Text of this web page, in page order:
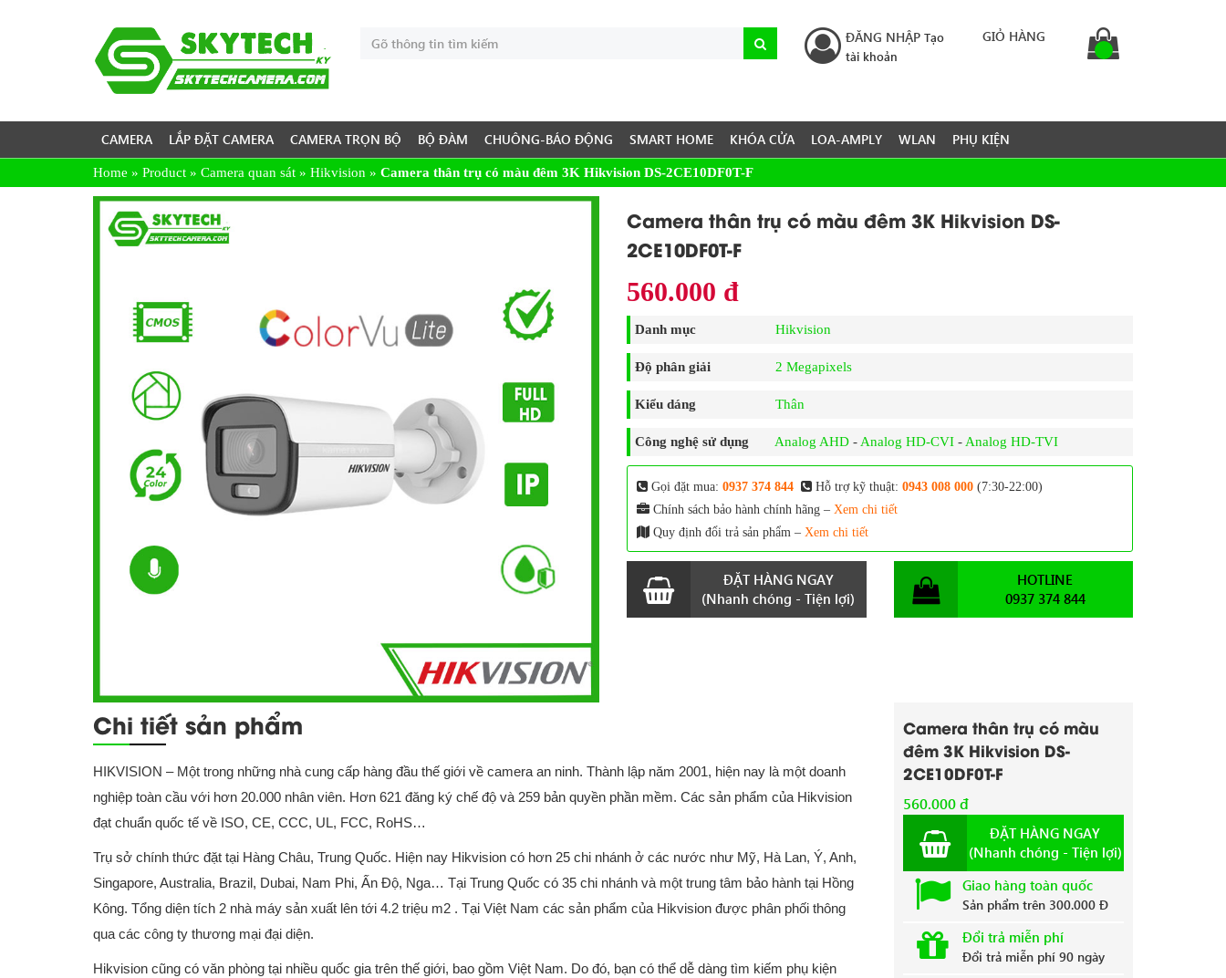
ĐĂNG NHẬP Tạo
tài khoản
GIỎ HÀNG
CAMERA LẮP ĐẶT CAMERA CAMERA TRỌN BỘ BỘ ĐÀM CHUÔNG-BÁO ĐỘNG SMART HOME KHÓA CỬA LOA-AMPLY WLAN PHỤ KIỆN
Home » Product » Camera quan sát » Hikvision » Camera thân trụ có màu đêm 3K Hikvision DS-2CE10DF0T-F
Camera thân trụ có màu đêm 3K Hikvision DS-
2CE10DF0T-F
560.000 đ
Danh mục Hikvision
Độ phân giải 2 Megapixels
Kiểu dáng Thân
Công nghệ sử dụng Analog AHD -Analog HD-CVI -Analog HD-TVI
Gọi đặt mua: 0937 374 844 Hỗ trợ kỹ thuật: 0943 008 000 (7:30-22:00)
Chính sách bảo hành chính hãng – Xem chi tiết
Quy định đổi trả sản phẩm – Xem chi tiết
ĐẶT HÀNG NGAY
(Nhanh chóng - Tiện lợi)
HOTLINE
0937 374 844
Chi tiết sản phẩm
HIKVISION – Một trong những nhà cung cấp hàng đầu thế giới về camera an ninh. Thành lập năm 2001, hiện nay là một doanh
nghiệp toàn cầu với hơn 20.000 nhân viên. Hơn 621 đăng ký chế độ và 259 bản quyền phần mềm. Các sản phẩm của Hikvision
đạt chuẩn quốc tế về ISO, CE, CCC, UL, FCC, RoHS…
Trụ sở chính thức đặt tại Hàng Châu, Trung Quốc. Hiện nay Hikvision có hơn 25 chi nhánh ở các nước như Mỹ, Hà Lan, Ý, Anh,
Singapore, Australia, Brazil, Dubai, Nam Phi, Ấn Độ, Nga… Tại Trung Quốc có 35 chi nhánh và một trung tâm bảo hành tại Hồng
Kông. Tổng diện tích 2 nhà máy sản xuất lên tới 4.2 triệu m2 . Tại Việt Nam các sản phẩm của Hikvision được phân phối thông
qua các công ty thương mại đại diện.
Hikvision cũng có văn phòng tại nhiều quốc gia trên thế giới, bao gồm Việt Nam. Do đó, bạn có thể dễ dàng tìm kiếm phụ kiện
Camera thân trụ có màu
đêm 3K Hikvision DS-
2CE10DF0T-F
560.000 đ
ĐẶT HÀNG NGAY
(Nhanh chóng - Tiện lợi)
Giao hàng toàn quốc
Sản phẩm trên 300.000 Đ
Đổi trả miễn phí
Đổi trả miễn phí 90 ngày